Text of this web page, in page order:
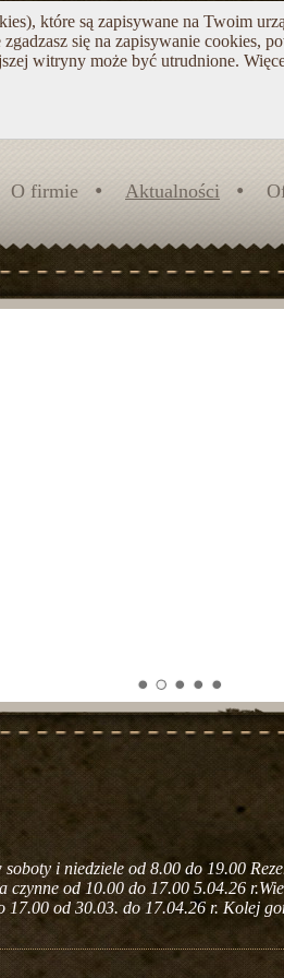
które są zapisywane na Twoim
się na zapisywanie cookies,
witryny może być utrudnione.
O firmie
Szlaki turystyczne
Aktualności
i niedziele od 8.00 do 19.00
czynne od 10.00 do 17.00 5.04.26
17.00 od 30.03. do 17.04.26 r. Kolej